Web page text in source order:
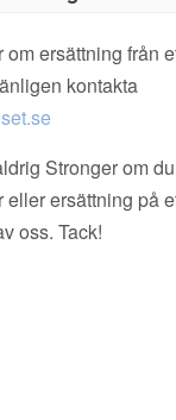
om ersättning från
kontakta
Stronger om
eller ersättning på
oss. Tack!